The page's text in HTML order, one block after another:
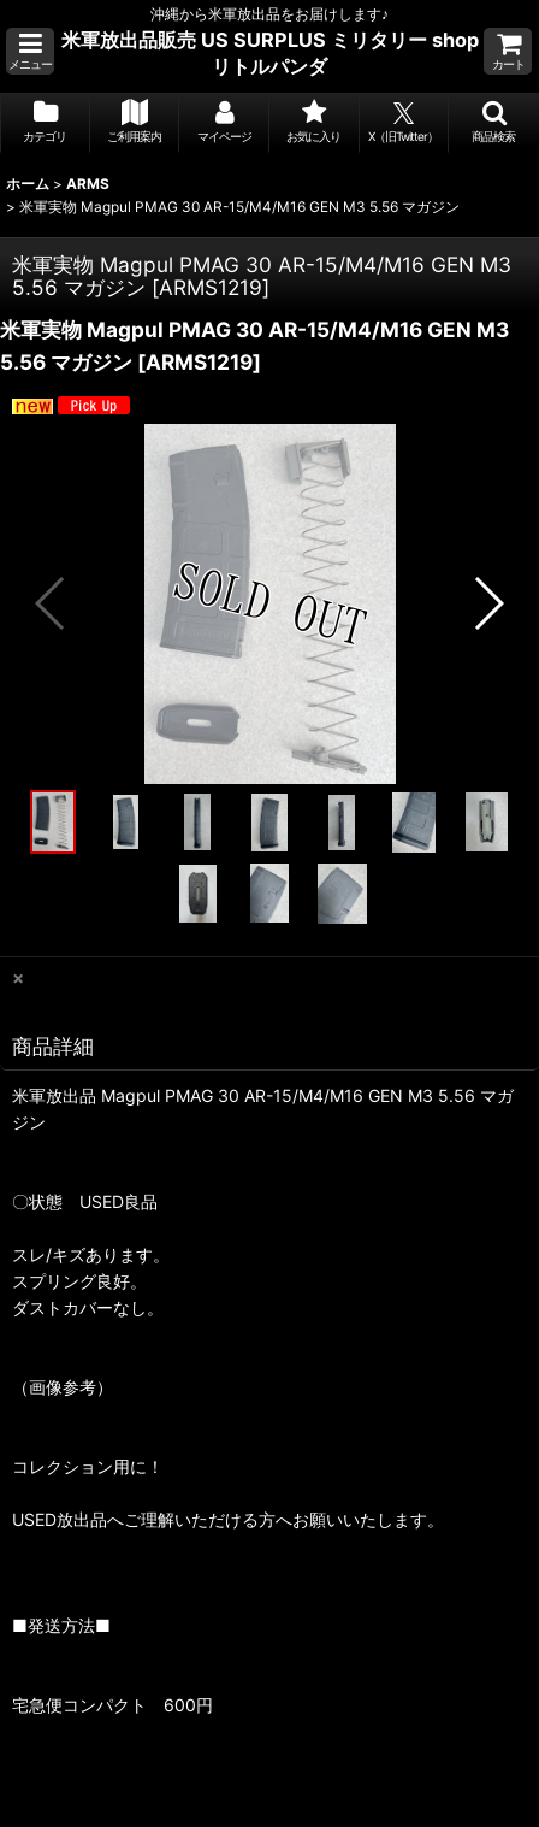
沖縄から米軍放出品をお届けします♪
メニュー
米軍放出品販売 US SURPLUS ミリタリー shop
リトルパンダ
カート
カテゴリ ご利用案内 マイページ お気に入り X（旧Twitter） 商品検索
ホーム > ARMS
> 米軍実物 Magpul PMAG 30 AR-15/M4/M16 GEN M3 5.56 マガジン
米軍実物 Magpul PMAG 30 AR-15/M4/M16 GEN M3
5.56 マガジン [ARMS1219]
米軍実物 Magpul PMAG 30 AR-15/M4/M16 GEN M3
5.56 マガジン [ARMS1219]
×
商品詳細
米軍放出品 Magpul PMAG 30 AR-15/M4/M16 GEN M3 5.56 マガ
ジン
〇状態 USED良品
スレ/キズあります。
スプリング良好。
ダストカバーなし。
（画像参考）
コレクション用に！
USED放出品へご理解いただける方へお願いいたします。
■発送方法■
宅急便コンパクト 600円